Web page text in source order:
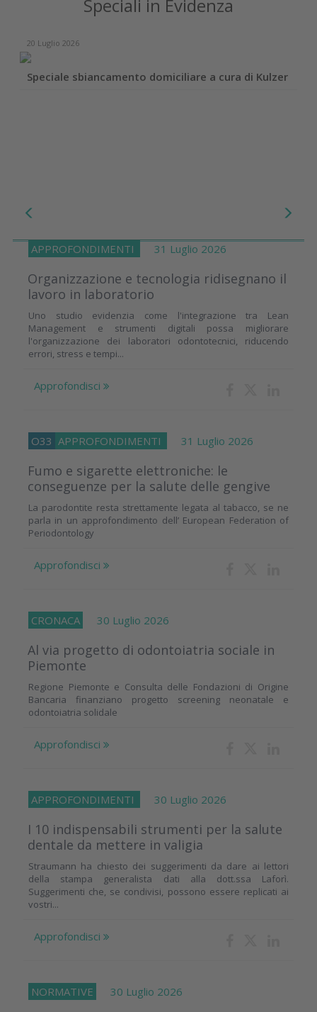
Speciali in Evidenza
20 Luglio 2026
Speciale sbiancamento domiciliare a cura di Kulzer
APPROFONDIMENTI 31 Luglio 2026
Organizzazione e tecnologia ridisegnano il
lavoro in laboratorio
Uno studio evidenzia come l'integrazione tra Lean
Management e strumenti digitali possa migliorare
l'organizzazione dei laboratori odontotecnici, riducendo
errori, stress e tempi...
Approfondisci
O33 APPROFONDIMENTI 31 Luglio 2026
Fumo e sigarette elettroniche: le
conseguenze per la salute delle gengive
La parodontite resta strettamente legata al tabacco, se ne
parla in un approfondimento dell’ European Federation of
Periodontology
Approfondisci
CRONACA 30 Luglio 2026
Al via progetto di odontoiatria sociale in
Piemonte
Regione Piemonte e Consulta delle Fondazioni di Origine
Bancaria finanziano progetto screening neonatale e
odontoiatria solidale
Approfondisci
APPROFONDIMENTI 30 Luglio 2026
I 10 indispensabili strumenti per la salute
dentale da mettere in valigia
Straumann ha chiesto dei suggerimenti da dare ai lettori
della stampa generalista dati alla dott.ssa Laforì.
Suggerimenti che, se condivisi, possono essere replicati ai
vostri...
Approfondisci
NORMATIVE 30 Luglio 2026